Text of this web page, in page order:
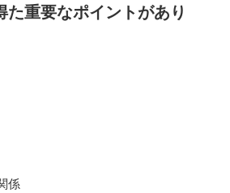
た重要なポイントがあり
係